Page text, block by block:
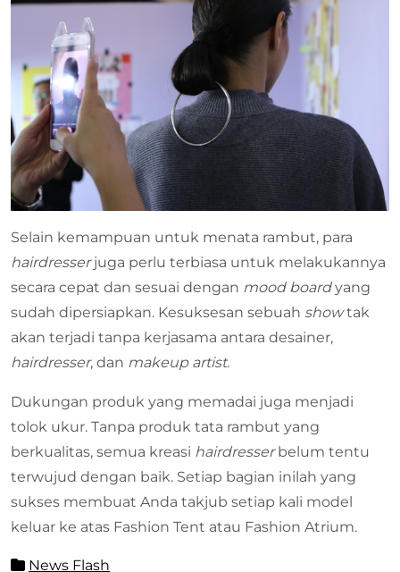
Selain kemampuan untuk menata rambut, para
hairdresserjuga perlu terbiasa untuk melakukannya
secara cepat dan sesuai dengan mood boardyang
sudah dipersiapkan. Kesuksesan sebuah showtak
akan terjadi tanpa kerjasama antara desainer,
hairdresser, dan makeup artist.
Dukungan produk yang memadai juga menjadi
tolok ukur. Tanpa produk tata rambut yang
berkualitas, semua kreasi hairdresserbelum tentu
terwujud dengan baik. Setiap bagian inilah yang
sukses membuat Anda takjub setiap kali model
keluar ke atas Fashion Tent atau Fashion Atrium.
News Flash